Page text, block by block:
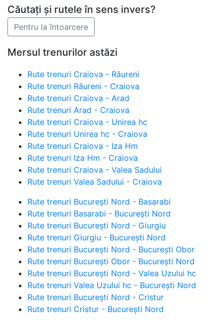
Căutați și rutele în sens invers?
Mersul trenurilor astăzi
Rute trenuri Craiova - Râureni
Rute trenuri Râureni - Craiova
Rute trenuri Craiova - Arad
Rute trenuri Arad - Craiova
Rute trenuri Craiova - Unirea hc
Rute trenuri Unirea hc - Craiova
Rute trenuri Craiova - Iza Hm
Rute trenuri Iza Hm - Craiova
Rute trenuri Craiova - Valea Sadului
Rute trenuri Valea Sadului - Craiova
Rute trenuri București Nord - Basarabi
Rute trenuri Basarabi - București Nord
Rute trenuri București Nord - Giurgiu
Rute trenuri Giurgiu - București Nord
Rute trenuri București Nord - București Obor
Rute trenuri București Obor - București Nord
Rute trenuri București Nord - Valea Uzului hc
Rute trenuri Valea Uzului hc - București Nord
Rute trenuri București Nord - Cristur
Rute trenuri Cristur - București Nord